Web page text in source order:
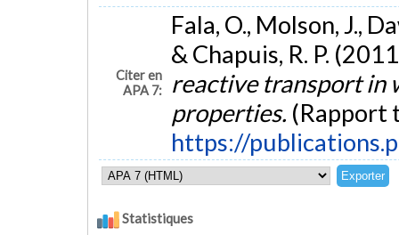
Volumetric Water Content Hydraulic Conductivity
Citer en
APA 7:
Fala, O., Molson, J.,
& Chapuis, R. P.
reactive transport in
properties. (Rapport
https://
Statistiques